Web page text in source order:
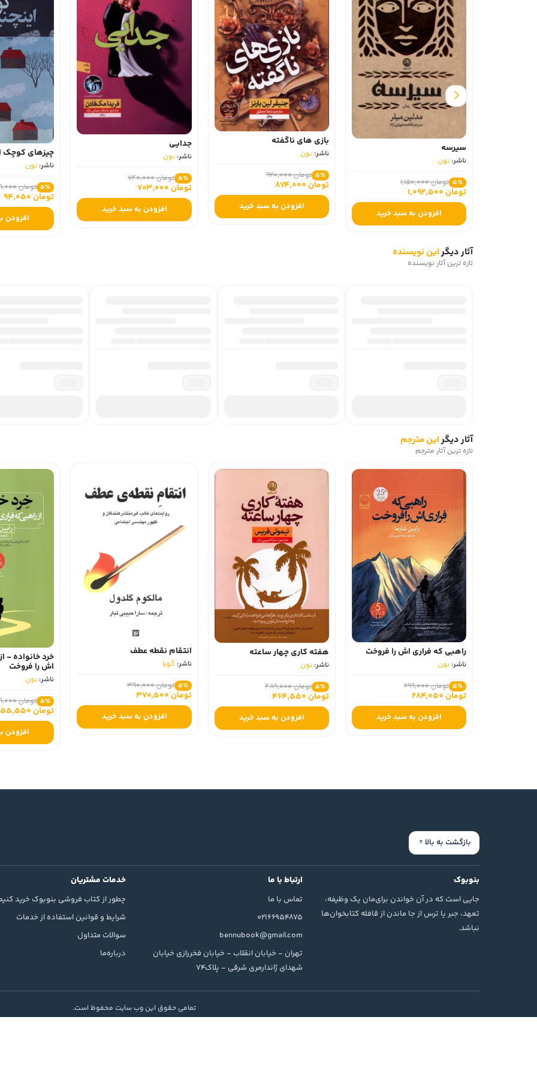
سیرسه
ناشر: نون
5٪ تومان 1,150,000
تومان 1,092,500
افزودن به سبد خرید
بازی های ناگفته
ناشر: نون
5٪ تومان 920,000
تومان 874,000
افزودن به سبد خرید
جدایی
ناشر: نون
5٪ تومان 740,000
تومان 703,000
افزودن به سبد خرید
چیزهای کوچک
ناشر: نون
5٪ تومان 99,000
تومان 94,050
افزودن
آثار دیگر این نویسنده
تازه ترین آثار نویسنده
آثار دیگراین مترجم
تازه ترین آثار مترجم
راهبی که فراری اش را فروخت
ناشر: نون
5٪ تومان 299,000
تومان 284,050
افزودن به سبد خرید
هفته کاری چهار ساعته
ناشر: نون
5٪ تومان 489,000
تومان 464,550
افزودن به سبد خرید
انتقام نقطه عطف
ناشر: گویا
5٪ تومان 390,000
تومان 370,500
افزودن به سبد خرید
خرد خانواده -
اش را فروخت
ناشر: نون
5٪ تومان 269,000
تومان 255,550
افزودن
بازگشت به بالا
بنوبوک
جایی است که در آن خواندن برای‌مان یک وظیفه،
تعهد، جبر یا ترس از جا ماندن از قافله کتابخوان‌ها
نباشد.
ارتباط با ما
تماس با ما
02166954875
bennubook@gmail.com
تهران - خیابان انقلاب - خیابان فخررازی خیابان
شهدای ژاندارمری شرقی - پلاک74
خدمات مشتریان
چطور از کتاب فروشی بنوبوک خرید
شرایط و قوانین استفاده از خدمات
سوالات متداول
درباره‌ما
تمامی حقوق این وب سایت محفوظ است.